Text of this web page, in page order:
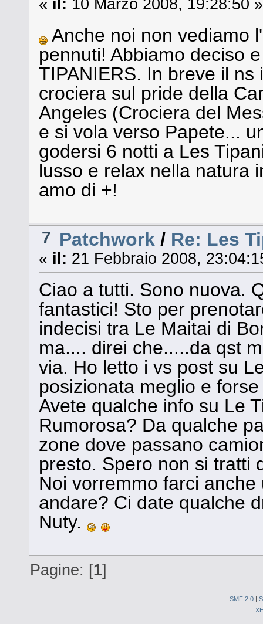
« il: 10 Marzo 2008, 19:28:50 »
Anche noi non vediamo
pennuti! Abbiamo deciso
TIPANIERS. In breve il
crociera sul pride della
Angeles (Crociera del
e si vola verso Papete...
godersi 6 notti a Les
lusso e relax nella natura
amo di +!
7 Patchwork / Re: Les
« il: 21 Febbraio 2008,
Ciao a tutti. Sono nuova.
fantastici! Sto per
indecisi tra Le Maitai di
ma.... direi che.....da qst
via. Ho letto i vs post su
posizionata meglio e
Avete qualche info su Le
Rumorosa? Da qualche
zone dove passano
presto. Spero non si tratti
Noi vorremmo farci
andare? Ci date qualche
Nuty.
Pagine: [1]
SMF 2.0 |